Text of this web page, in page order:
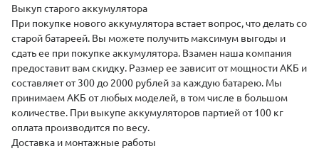
Выкуп старого аккумулятора
При покупке нового аккумулятора встает вопрос, что делать со
старой батареей. Вы можете получить максимум выгоды и
сдатьее при покупке аккумулятора. Взамен наша компания
предоставит вам скидку. Размер ее зависит от мощности АКБ и
составляет от 300 до 2000 рублей за каждую батарею. Мы
принимаем АКБ от любых моделей, в том числе в большом
количестве. При выкупе аккумуляторов партией от 100 кг
оплата производится по весу.
Доставка и монтажные работы